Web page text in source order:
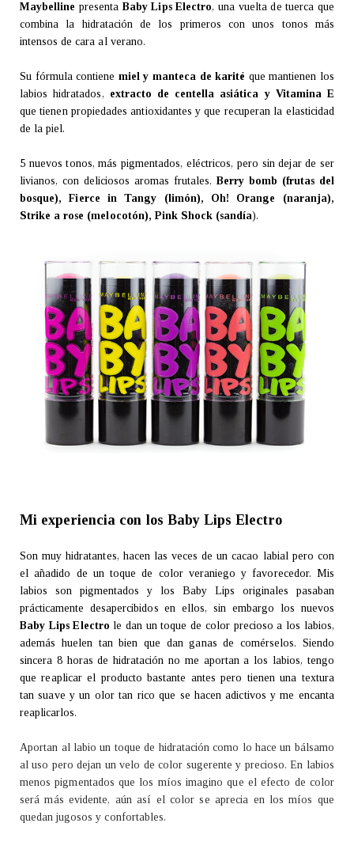
Maybelline presentaBaby Lips Electro, una vuelta de tuerca que
combina la hidratación de los primeros con unos tonos más
intensos de cara al verano.
Su fórmula contiene miel y manteca de karité que mantienen los
labios hidratados, extracto de centella asiática y Vitamina E
que tienen propiedades antioxidantes y que recuperan la elasticidad
de la piel.
5 nuevos tonos, más pigmentados, eléctricos, pero sin dejar de ser
livianos, con deliciosos aromas frutales.Berry bomb (frutas del
bosque), Fierce in Tangy (limón), Oh! Orange (naranja),
Strike a rose (melocotón), Pink Shock (sandía).
Mi experiencia con los Baby Lips Electro
Son muy hidratantes, hacen las veces de un cacao labial pero con
el añadido de un toque de color veraniego y favorecedor. Mis
labios son pigmentados y los Baby Lips originales pasaban
prácticamente desapercibidos en ellos, sin embargo los nuevos
Baby Lips Electrole dan un toque de color precioso a los labios,
además huelen tan bien que dan ganas de comérselos. Siendo
sincera 8 horas de hidratación no me aportan a los labios, tengo
que reaplicar el producto bastante antes pero tienen una textura
tan suave y un olor tan rico que se hacen adictivos y me encanta
reaplicarlos.
Aportan al labio un toque de hidratación como lo hace un bálsamo
al uso pero dejan un velo de color sugerente y precioso. En labios
menos pigmentados que los míos imagino que el efecto de color
será más evidente, aún así el color se aprecia en los míos que
quedan jugosos y confortables.